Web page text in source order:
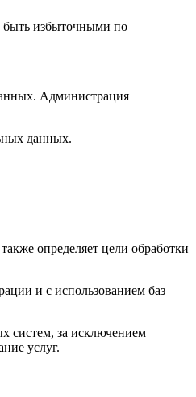
быть избыточными по
Администрация
данных.
определяет цели обработки
и с использованием баз
систем, за исключением
услуг.